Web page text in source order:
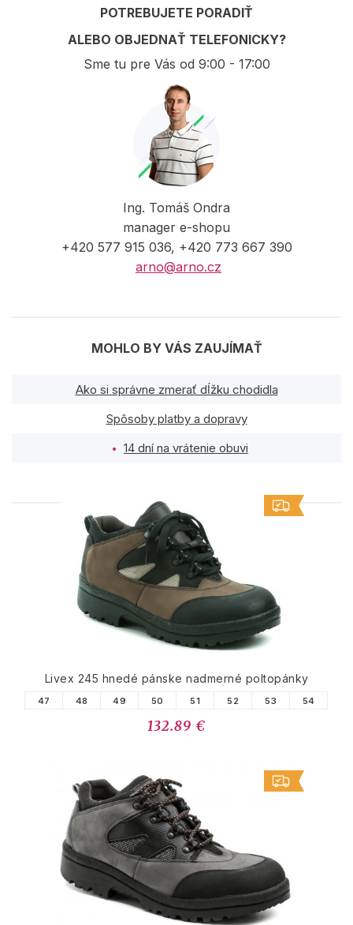
POTREBUJETE PORADIŤ
ALEBO OBJEDNAŤ TELEFONICKY?
Sme tu pre Vás od 9:00 - 17:00
Ing. Tomáš Ondra
manager e-shopu
+420 577 915 036, +420 773 667 390
arno@arno.cz
MOHLO BY VÁS ZAUJÍMAŤ
Ako si správne zmerať dĺžku chodidla
Spôsoby platby a dopravy
14 dní na vrátenie obuvi
PODOBNÉ PRODUKTY
Livex 245 hnedé pánske nadmerné poltopánky
47 48 49 50 51 52 53 54
132.89 €